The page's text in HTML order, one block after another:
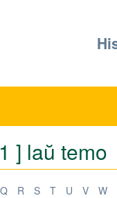
] laŭ temo
Q R S T U V W